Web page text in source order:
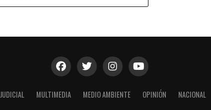
JUDICIAL MULTIMEDIA MEDIO AMBIENTE OPINIÓN NACIONAL